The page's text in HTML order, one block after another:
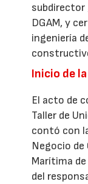
subdirector
DGAM, y
ingeniería
Inicio de
El acto de
Taller de
contó con
Negocio de
Marítima
del